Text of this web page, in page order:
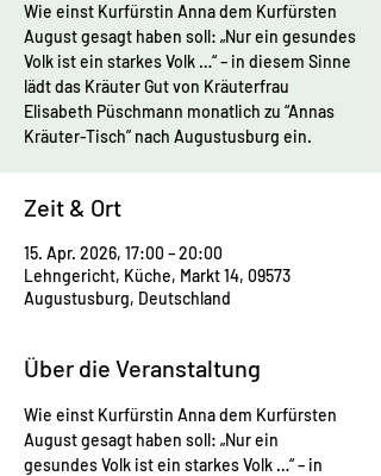
Wie einst Kurfürstin Anna dem Kurfürsten
August gesagt haben soll: „Nur ein gesundes
Volk ist ein starkes Volk …“ – in diesem Sinne
lädt das Kräuter Gut von Kräuterfrau
Elisabeth Püschmann monatlich zu “Annas
Kräuter-Tisch” nach Augustusburg ein.
Zeit & Ort
15. Apr. 2026, 17:00 – 20:00
Lehngericht, Küche, Markt 14, 09573
Augustusburg, Deutschland
Über die Veranstaltung
Wie einst Kurfürstin Anna dem Kurfürsten
August gesagt haben soll: „Nur ein
gesundes Volk ist ein starkes Volk …“ – in